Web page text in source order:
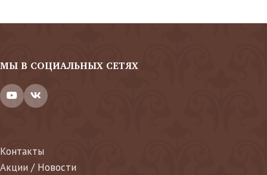
МЫ В СОЦИАЛЬНЫХ СЕТЯХ
Контакты
Акции / Новости